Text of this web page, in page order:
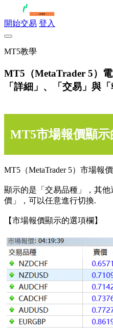
開始交易 登入
MT5教學
MT5（MetaTrader 5）
「詳細」、「交易」與
MT5市場報價顯示
MT5（MetaTrader 5）市場報
顯示的是「交易品種」，其
價」，可以任意進行切換.
【市場報價顯示的選項欄】